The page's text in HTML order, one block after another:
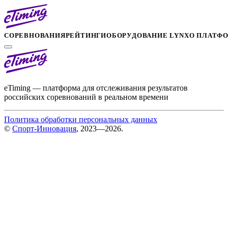
СОРЕВНОВАНИЯРЕЙТИНГИОБОРУДОВАНИЕ LYNXО
eTiming — платформа для отслеживания результатов
российских соревнований в реальном времени
Политика обработки персональных данных
© Спорт-Инновация, 2023—2026.